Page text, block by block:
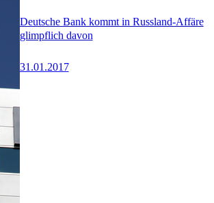
Deutsche Bank kommt in Russland-Affäre
glimpflich davon
31.01.2017